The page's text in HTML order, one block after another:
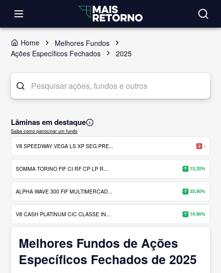
Home
Melhores Fundos
Ações Específicos Fechados
2025
Lâminas em destaque
Saiba como patrocinar um fundo
V8 SPEEDWAY VEGA LS XP SEG PRE... -
SOMMA TORINO FIF CI RF CP LP R... 15,20%
ALPHA WAVE 300 FIF MULTIMERCAD... 35,90%
V8 CASH PLATINUM CIC CLASSE IN... 14,90%
Melhores Fundos de Ações
Específicos Fechados de 2025